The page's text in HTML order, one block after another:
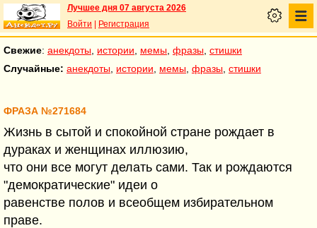
Лучшее дня 07 августа 2026
Войти
Регистрация
Свежие: анекдоты истории мемы фразы стишки
Случайные: анекдоты истории мемы фразы стишки
ФРАЗА №271684
Жизнь в сытой и спокойной стране рождает в
дураках и женщинах иллюзию,
что они все могут делать сами. Так и рождаются
"демократические" идеи о
равенстве полов и всеобщем избирательном
праве.